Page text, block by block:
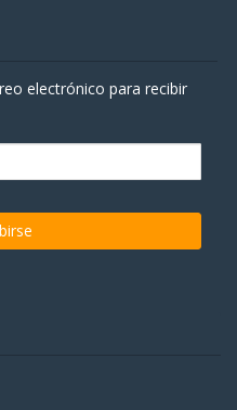
electrónico para recibir